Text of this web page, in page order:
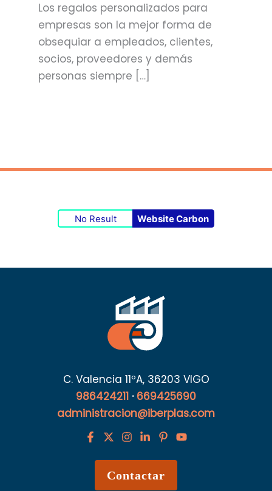
Los regalos personalizados para
empresas son la mejor forma de
obsequiar a empleados, clientes,
socios, proveedores y demás
personas siempre […]
No Result Website Carbon
C. Valencia 11ºA, 36203 VIGO
986424211 · 669425690
administracion@iberplas.com
Contactar